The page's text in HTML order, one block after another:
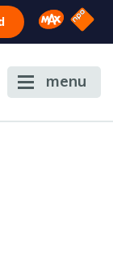
Omroep
NPO
menu